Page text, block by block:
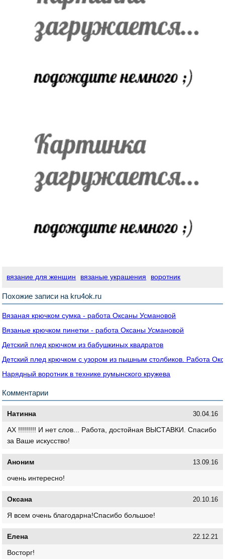
вязание для женщин вязаные украшения воротник
Похожие записи на kru4ok.ru
Вязаная крючком сумка - работа Оксаны Усмановой
Вязаные крючком пинетки - работа Оксаны Усмановой
Детский плед крючком из бабушкиных квадратов
Детский плед крючком с узором из пышным столбиков. Работа
Нарядный воротник в технике румынского кружева
Комментарии
Натинна 30.04.16
АХ !!!!!!!!! И нет слов... Работа, достойная ВЫСТАВКИ. Спасибо
за Ваше искусство!
Аноним 13.09.16
очень интересно!
Оксана 20.10.16
Я всем очень благодарна!Спасибо большое!
Елена 22.12.21
Восторг!